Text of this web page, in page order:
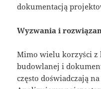
dokumentacją
Wyzwania i
Mimo wielu korzyści
budowlanej i
często doświadczają